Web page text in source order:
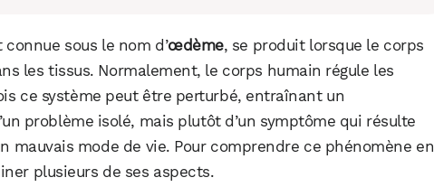
sous le nom d’œdème, se produit lorsque le corps
les tissus. Normalement, le corps humain régule les
ce système peut être perturbé, entraînant un
problème isolé, mais plutôt d’un symptôme qui résulte
mauvais mode de vie. Pour comprendre ce phénomène en
plusieurs de ses aspects.